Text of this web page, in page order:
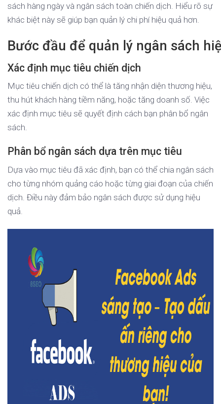
sách hàng ngày và ngân sách toàn chiến dịch. Hiểu rõ sự
khác biệt này sẽ giúp bạn quản lý chi phí hiệu quả hơn.
Bước đầu để quản lý ngân sách
Xác định mục tiêu chiến dịch
Mục tiêu chiến dịch có thể là tăng nhận diện thương hiệu,
thu hút khách hàng tiềm năng, hoặc tăng doanh số. Việc
xác định mục tiêu sẽ quyết định cách bạn phân bổ ngân
sách.
Phân bổ ngân sách dựa trên mục tiêu
Dựa vào mục tiêu đã xác định, bạn có thể chia ngân sách
cho từng nhóm quảng cáo hoặc từng giai đoạn của chiến
dịch. Điều này đảm bảo ngân sách được sử dụng hiệu
quả.